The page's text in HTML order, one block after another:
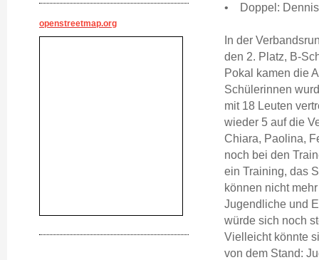
openstreetmap.org
• Doppel: Dennis
In der
den 2. Platz, B-
Pokal kamen die
Schülerinnen
mit 18 Leuten
wieder 5 auf die
Chiara, Paolina,
noch bei den
ein Training, das
können nicht
Jugendliche und
würde sich noch
Vielleicht könnte
von dem Stand: